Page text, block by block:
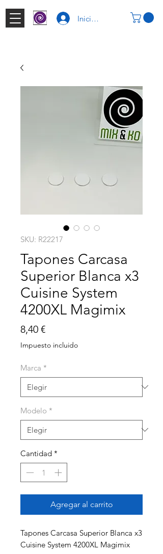
Iniciar Sesión
SKU: R22217
Tapones Carcasa
Superior Blanca x3
Cuisine System
4200XL Magimix
8,40 €Precio
Impuesto incluido
Marca *
Modelo *
Cantidad *
Agregar al carrito
Tapones Carcasa Superior Blanca x3
Cuisine System 4200XL Magimix